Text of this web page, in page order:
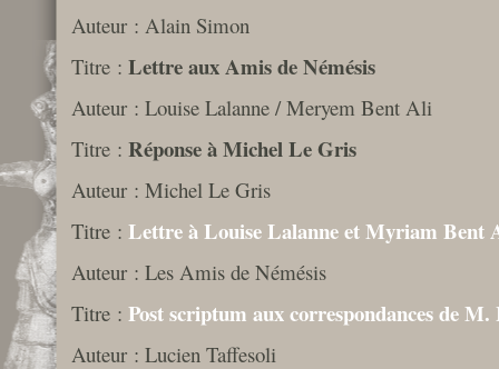
Auteur : Alain Simon
Titre : Lettre aux Amis de Némésis
Auteur : Louise Lalanne / Meryem Bent Ali
Titre : Réponse à Michel Le Gris
Auteur : Michel Le Gris
Titre : Lettre à Louise Lalanne et Myriam Bent
Auteur : Les Amis de Némésis
Titre : Post scriptum aux correspondances de
Auteur : Lucien Taffesoli